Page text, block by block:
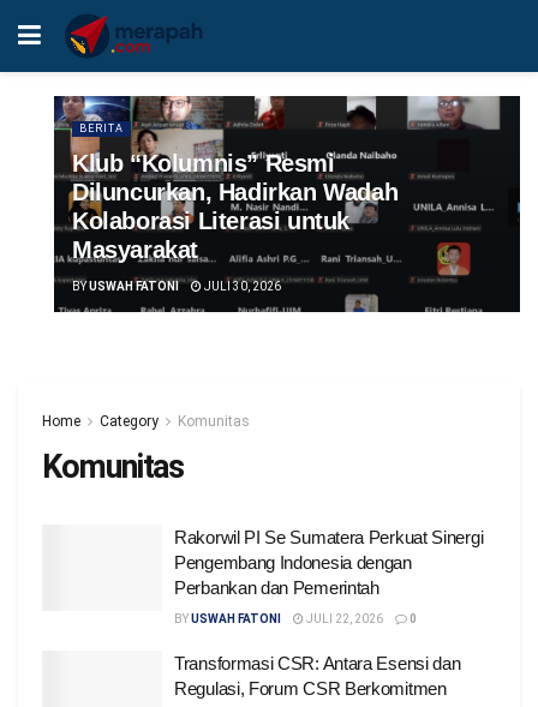
BERITA
Klub “Kolumnis” Resmi
Diluncurkan, Hadirkan Wadah
Kolaborasi Literasi untuk
Masyarakat
BYUSWAH FATONI JULI 30, 2026
Home Category Komunitas
Komunitas
Rakorwil PI Se Sumatera Perkuat Sinergi
Pengembang Indonesia dengan
Perbankan dan Pemerintah
BYUSWAH FATONI JULI 22, 2026 0
Transformasi CSR: Antara Esensi dan
Regulasi, Forum CSR Berkomitmen